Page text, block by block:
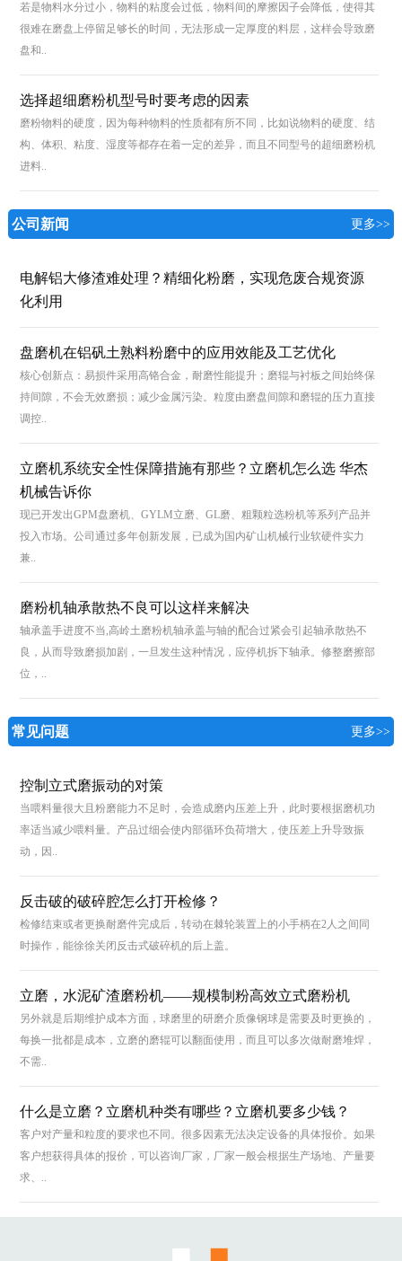
若是物料水分过小，物料的粘度会过低，物料间的摩擦因子会降低，使得其
很难在磨盘上停留足够长的时间，无法形成一定厚度的料层，这样会导致磨
盘和..
选择超细磨粉机型号时要考虑的因素
磨粉物料的硬度，因为每种物料的性质都有所不同，比如说物料的硬度、结
构、体积、粘度、湿度等都存在着一定的差异，而且不同型号的超细磨粉机
进料..
公司新闻 更多>>
电解铝大修渣难处理？精细化粉磨，实现危废合规资源
化利用
盘磨机在铝矾土熟料粉磨中的应用效能及工艺优化
核心创新点：易损件采用高铬合金，耐磨性能提升；磨辊与衬板之间始终保
持间隙，不会无效磨损；减少金属污染。粒度由磨盘间隙和磨辊的压力直接
调控..
立磨机系统安全性保障措施有那些？立磨机怎么选 华杰
机械告诉你
现已开发出GPM盘磨机、GYLM立磨、GL磨、粗颗粒选粉机等系列产品并
投入市场。公司通过多年创新发展，已成为国内矿山机械行业软硬件实力
兼..
磨粉机轴承散热不良可以这样来解决
轴承盖手进度不当,高岭土磨粉机轴承盖与轴的配合过紧会引起轴承散热不
良，从而导致磨损加剧，一旦发生这种情况，应停机拆下轴承。修整磨擦部
位，..
常见问题 更多>>
控制立式磨振动的对策
当喂料量很大且粉磨能力不足时，会造成磨内压差上升，此时要根据磨机功
率适当减少喂料量。产品过细会使内部循环负荷增大，使压差上升导致振
动，因..
反击破的破碎腔怎么打开检修？
检修结束或者更换耐磨件完成后，转动在棘轮装置上的小手柄在2人之间同
时操作，能徐徐关闭反击式破碎机的后上盖。
立磨，水泥矿渣磨粉机——规模制粉高效立式磨粉机
另外就是后期维护成本方面，球磨里的研磨介质像钢球是需要及时更换的，
每换一批都是成本，立磨的磨辊可以翻面使用，而且可以多次做耐磨堆焊，
不需..
什么是立磨？立磨机种类有哪些？立磨机要多少钱？
客户对产量和粒度的要求也不同。很多因素无法决定设备的具体报价。如果
客户想获得具体的报价，可以咨询厂家，厂家一般会根据生产场地、产量要
求、..